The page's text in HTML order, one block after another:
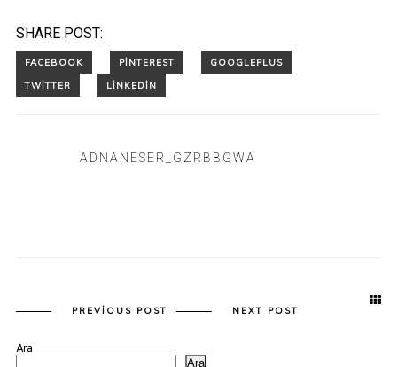
SHARE POST:
ADNANESER_GZRBBGWA
PREVIOUS POST NEXT POST
Ara
Ara